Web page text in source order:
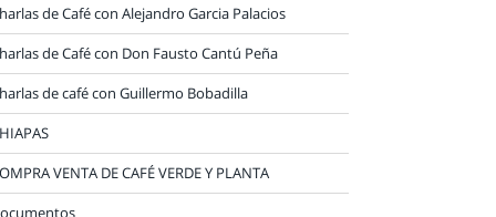
de Café con Alejandro Garcia Palacios
de Café con Don Fausto Cantú Peña
de café con Guillermo Bobadilla
VENTA DE CAFÉ VERDE Y PLANTA